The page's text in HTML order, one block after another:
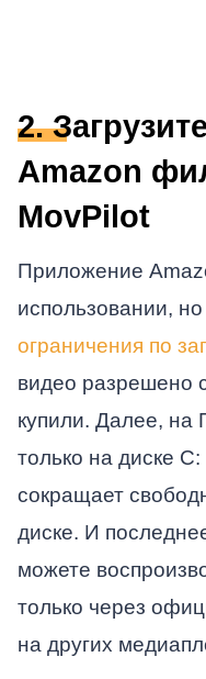
2.
Amazon
MovPilot
Приложение
использовании, но
ограничения по
видео разрешено
купили. Далее, на
только на диске
сокращает
диске. И
можете
только через
на других